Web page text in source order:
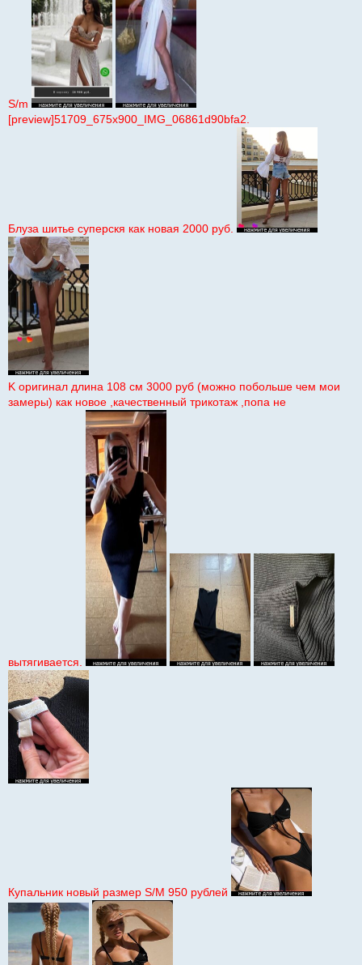
S/m
[preview]51709_675x900_IMG_06861d90bfa2.
Блуза шитье суперскя как новая 2000 руб.
K оригинал длина 108 см 3000 руб (можно побольше чем мои
замеры) как новое ,качественный трикотаж ,попа не
вытягивается.
Купальник новый размер S/M 950 рублей